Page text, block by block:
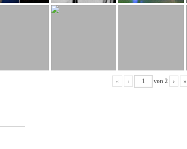
« ‹ von 2 › »